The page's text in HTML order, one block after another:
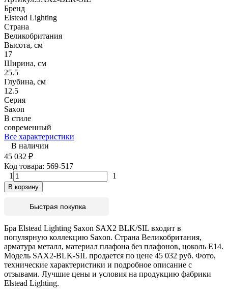
Бренд
Elstead Lighting
Страна
Великобритания
Высота, см
17
Ширина, см
25.5
Глубина, см
12.5
Серия
Saxon
В стиле
современный
Все характеристики
В наличии
45 032 ₽
Код товара: 569-517
1
1
В корзину
Быстрая покупка
Бра Elstead Lighting Saxon SAX2 BLK/SIL входит в
популярную коллекцию Saxon. Страна Великобритания,
арматура металл, материал плафона без плафонов, цоколь E14.
Модель SAX2-BLK-SIL продается по цене 45 032 руб. Фото,
технические характеристики и подробное описание с
отзывами. Лучшие цены и условия на продукцию фабрики
Elstead Lighting.